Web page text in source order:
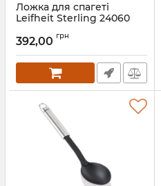
Ложка для спагеті
Leifheit Sterling 24060
392,00 грн